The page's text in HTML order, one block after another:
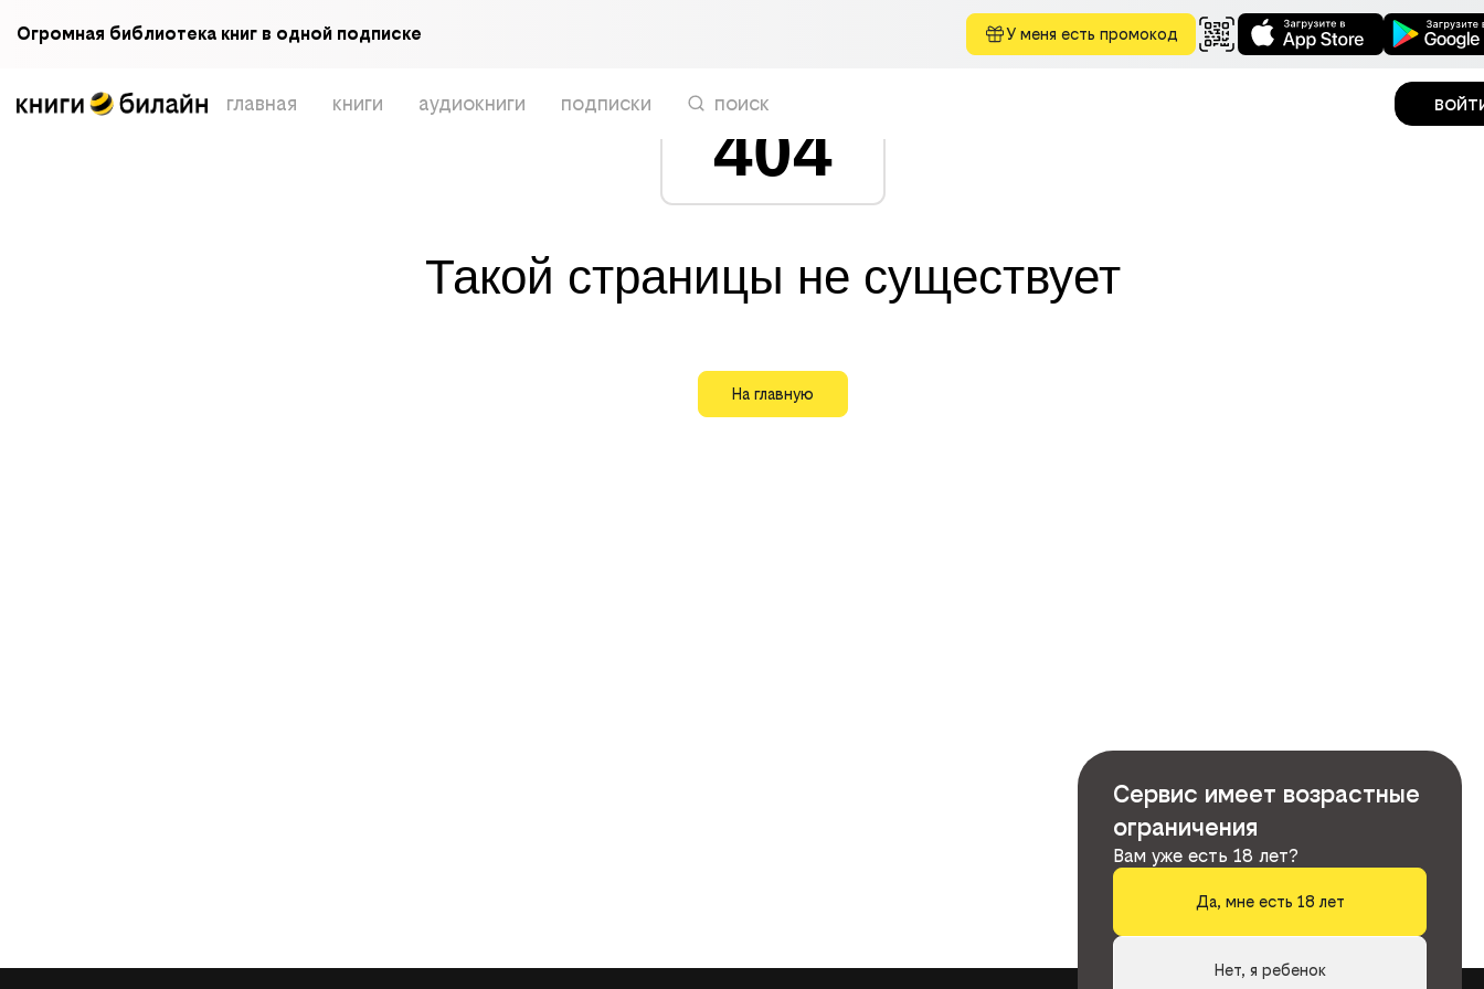
Огромная библиотека книг в одной подписке У меня есть промокод
главная книги аудиокниги подписки поиск
404
Такой страницы не существует
На главную
Сервис имеет возрастные
ограничения
Вам уже есть 18 лет?
Да, мне есть 18 лет
Нет, я ребенок